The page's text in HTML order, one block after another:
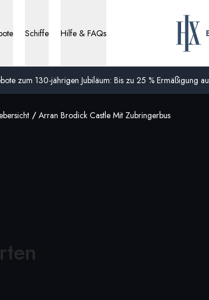
zum 130-jährigen Jubiläum: Bis zu 25 % Ermäßigung
Schiffe Hilfe & FAQs
Arran Brodick Castle Mit Zubringerbus